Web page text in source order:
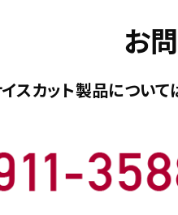
お
スカット製品について